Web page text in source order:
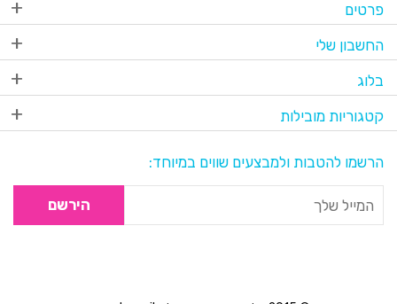
פרטים
החשבון שלי
בלוג
קטגוריות מובילות
הרשמו להטבות ולמבצעים שווים במיוחד:
הירשם